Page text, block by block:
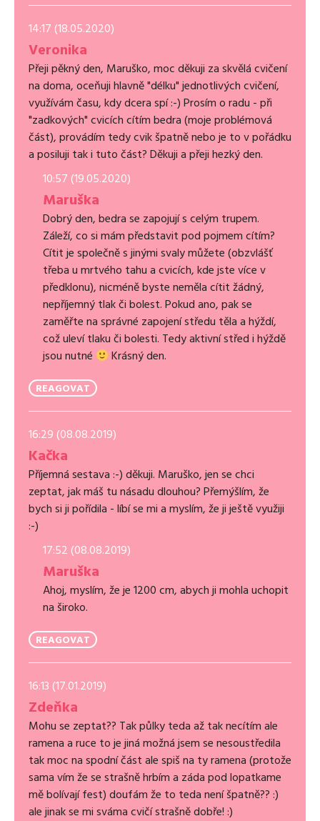
14:17 (18.05.2020)
Veronika
Přeji pěkný den, Maruško, moc děkuji za skvělá cvičení
na doma, oceňuji hlavně "délku" jednotlivých cvičení,
využívám času, kdy dcera spí :-) Prosím o radu - při
"zadkových" cvicích cítím bedra (moje problémová
část), provádím tedy cvik špatně nebo je to v pořádku
a posiluji tak i tuto část? Děkuji a přeji hezký den.
10:57 (19.05.2020)
Maruška
Dobrý den, bedra se zapojují s celým trupem.
Záleží, co si mám představit pod pojmem cítím?
Cítit je společně s jinými svaly můžete (obzvlášť
třeba u mrtvého tahu a cvicích, kde jste více v
předklonu), nicméně byste neměla cítit žádný,
nepříjemný tlak či bolest. Pokud ano, pak se
zaměřte na správné zapojení středu těla a hýždí,
což uleví tlaku či bolesti. Tedy aktivní střed i hýždě
jsou nutné
Krásný den.
REAGOVAT
16:29 (08.08.2019)
Kačka
Příjemná sestava :-) děkuji. Maruško, jen se chci
zeptat, jak máš tu násadu dlouhou? Přemýšlím, že
bych si ji pořídila - líbí se mi a myslím, že ji ještě využiji
:-)
17:52 (08.08.2019)
Maruška
Ahoj, myslím, že je 1200 cm, abych ji mohla uchopit
na široko.
REAGOVAT
16:13 (17.01.2019)
Zdeňka
Mohu se zeptat?? Tak půlky teda až tak necítím ale
ramena a ruce to je jiná možná jsem se nesoustředila
tak moc na spodní část ale spiš na ty ramena (protože
sama vím že se strašně hrbím a záda pod lopatkame
mě bolívají fest) doufám že to teda není špatně?? :)
ale jinak se mi sváma cvičí strašně dobře! :)